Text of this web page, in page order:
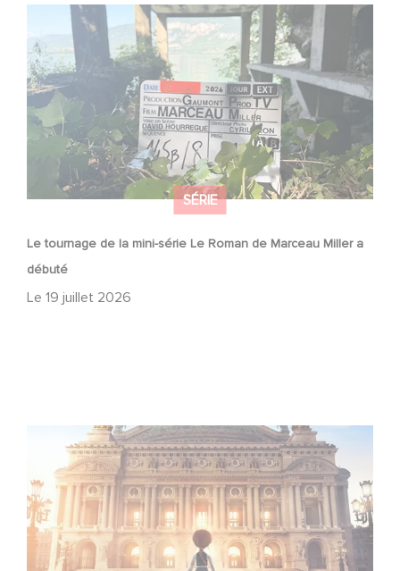
SÉRIE
Le tournage de la mini-série Le Roman de Marceau Miller a
débuté
Le 19 juillet 2026
Le tournage de la mini-série Le Roman de Marceau Miller
a débuté
Gaumont et Good Hero annoncent la suite de Ballerina